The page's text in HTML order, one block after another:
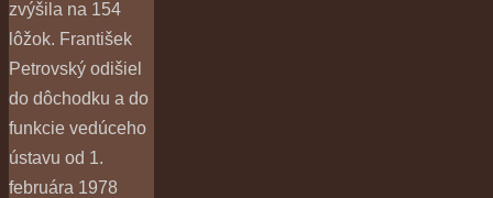
zvýšila na 154
lôžok. František
Petrovský odišiel
do dôchodku a do
funkcie vedúceho
ústavu od 1.
februára 1978